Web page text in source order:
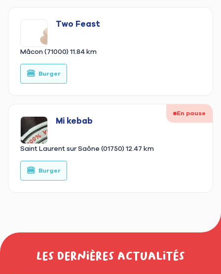
Two Feast
Mâcon (71000) 11.84 km
🍔 Burger
En pause
Mi kebab
Saint Laurent sur Saône (01750) 12.47 km
🍔 Burger
Les dernières actualités